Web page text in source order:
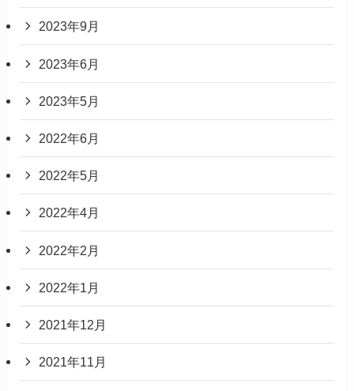
2023年9月
2023年6月
2023年5月
2022年6月
2022年5月
2022年4月
2022年2月
2022年1月
2021年12月
2021年11月